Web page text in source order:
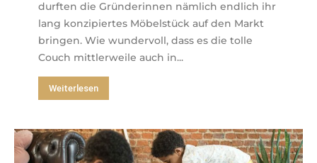
durften die Gründerinnen nämlich endlich ihr
lang konzipiertes Möbelstück auf den Markt
bringen. Wie wundervoll, dass es die tolle
Couch mittlerweile auch in...
Weiterlesen